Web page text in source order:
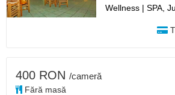
Wellness | SPA,
400 RON /cameră
Fără masă